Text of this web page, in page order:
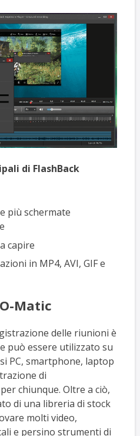
di FlashBack
più schermate
capire
in MP4, AVI, GIF e
Matic
delle riunioni è
può essere utilizzato su
PC, smartphone, laptop
di
chiunque. Oltre a ciò,
di una libreria di stock
molti video,
e persino strumenti di